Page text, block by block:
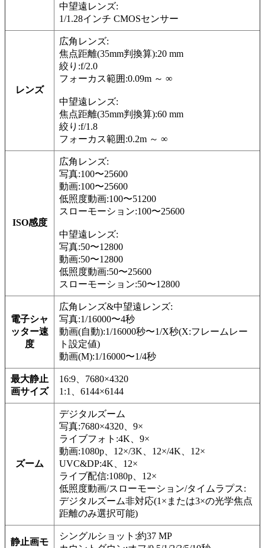
中望遠レンズ:
1/1.28インチ CMOSセンサー
レンズ
広角レンズ:
焦点距離(35mm判換算):20 mm
絞り:f/2.0
フォーカス範囲:0.09m ～ ∞
中望遠レンズ:
焦点距離(35mm判換算):60 mm
絞り:f/1.8
フォーカス範囲:0.2m ～ ∞
ISO感度
広角レンズ:
写真:100〜25600
動画:100〜25600
低照度動画:100〜51200
スローモーション:100〜25600
中望遠レンズ:
写真:50〜12800
動画:50〜12800
低照度動画:50〜25600
スローモーション:50〜12800
電子シャ
ッター速
度
広角レンズ&中望遠レンズ:
写真:1/16000〜4秒
動画(自動):1/16000秒〜1/X秒(X:フレームレー
ト設定値)
動画(M):1/16000〜1/4秒
最大静止
画サイズ
16:9、7680×4320
1:1、6144×6144
ズーム
デジタルズーム
写真:7680×4320、9×
ライブフォト:4K、9×
動画:1080p、12×/3K、12×/4K、12×
UVC&DP:4K、12×
ライブ配信:1080p、12×
低照度動画/スローモーション/タイムラプス:
デジタルズーム非対応(1×または3×の光学焦点
距離のみ選択可能)
静止画モ
シングルショット:約37 MP